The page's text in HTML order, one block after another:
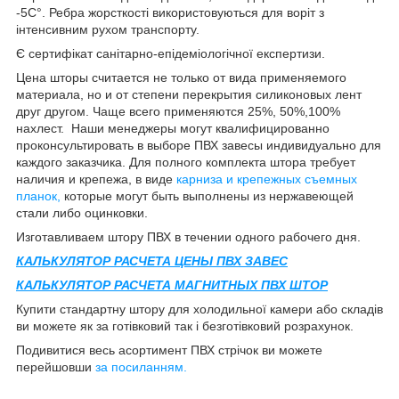
-5С°. Ребра жорсткості використовуються для воріт з
інтенсивним рухом транспорту.
Є сертифікат санітарно-епідеміологічної експертизи.
Цена шторы считается не только от вида применяемого
материала, но и от степени перекрытия силиконовых лент
друг другом. Чаще всего применяются 25%, 50%,100%
нахлест. Наши менеджеры могут квалифицированно
проконсультировать в выборе ПВХ завесы индивидуально для
каждого заказчика. Для полного комплекта штора требует
наличия и крепежа, в виде карниза и крепежных съемных
планок, которые могут быть выполнены из нержавеющей
стали либо оцинковки.
Изготавливаем штору ПВХ в течении одного рабочего дня.
КАЛЬКУЛЯТОР РАСЧЕТА ЦЕНЫ ПВХ ЗАВЕС
КАЛЬКУЛЯТОР РАСЧЕТА МАГНИТНЫХ ПВХ ШТОР
Купити стандартну штору для холодильної камери або складів
ви можете як за готівковий так і безготівковий розрахунок.
Подивитися весь асортимент ПВХ стрічок ви можете
перейшовши за посиланням